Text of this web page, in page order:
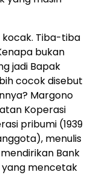
kocak. Tiba-tiba
bukan
jadi Bapak
cocok disebut
Margono
Koperasi
pribumi (1939
menulis
mendirikan Bank
yang mencetak